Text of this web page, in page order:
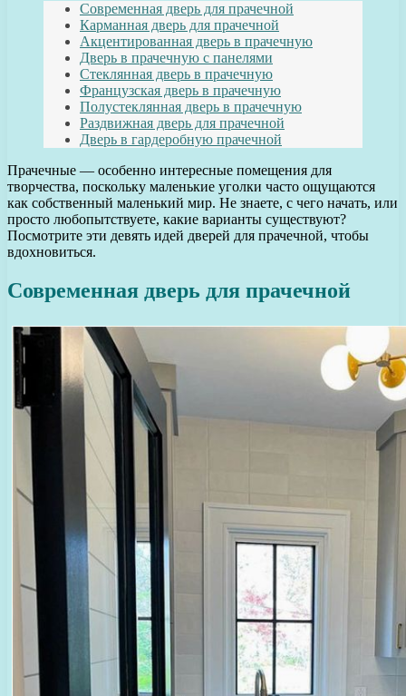
Современная дверь для прачечной
Карманная дверь для прачечной
Акцентированная дверь в прачечную
Дверь в прачечную с панелями
Стеклянная дверь в прачечную
Французская дверь в прачечную
Полустеклянная дверь в прачечную
Раздвижная дверь для прачечной
Дверь в гардеробную прачечной
Прачечные — особенно интересные помещения для
творчества, поскольку маленькие уголки часто ощущаются
как собственный маленький мир. Не знаете, с чего начать, или
просто любопытствуете, какие варианты существуют?
Посмотрите эти девять идей дверей для прачечной, чтобы
вдохновиться.
Современная дверь для прачечной